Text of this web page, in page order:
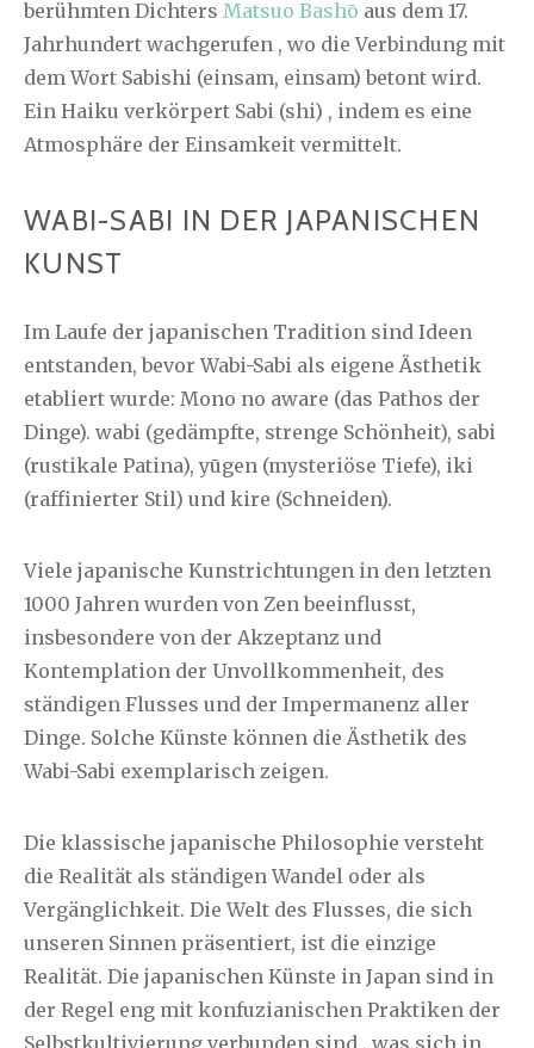
berühmten Dichters Matsuo Bashō aus dem 17.
Jahrhundert wachgerufen , wo die Verbindung mit
dem Wort Sabishi (einsam, einsam) betont wird.
Ein Haiku verkörpert Sabi (shi) , indem es eine
Atmosphäre der Einsamkeit vermittelt.
WABI-SABI IN DER JAPANISCHEN
KUNST
Im Laufe der japanischen Tradition sind Ideen
entstanden, bevor Wabi-Sabi als eigene Ästhetik
etabliert wurde: Mono no aware (das Pathos der
Dinge). wabi (gedämpfte, strenge Schönheit), sabi
(rustikale Patina), yūgen (mysteriöse Tiefe), iki
(raffinierter Stil) und kire (Schneiden).
Viele japanische Kunstrichtungen in den letzten
1000 Jahren wurden von Zen beeinflusst,
insbesondere von der Akzeptanz und
Kontemplation der Unvollkommenheit, des
ständigen Flusses und der Impermanenz aller
Dinge. Solche Künste können die Ästhetik des
Wabi-Sabi exemplarisch zeigen.
Die klassische japanische Philosophie versteht
die Realität als ständigen Wandel oder als
Vergänglichkeit. Die Welt des Flusses, die sich
unseren Sinnen präsentiert, ist die einzige
Realität. Die japanischen Künste in Japan sind in
der Regel eng mit konfuzianischen Praktiken der
Selbstkultivierung verbunden sind , was sich in